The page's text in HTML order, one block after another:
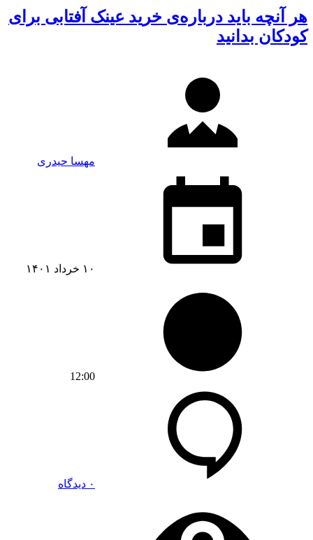
هر آنچه باید درباره‌ی خرید عینک آفتابی برای
کودکان بدانید
مهسا حیدری
۱۰ خرداد ۱۴۰۱
12:00
۰ دیدگاه